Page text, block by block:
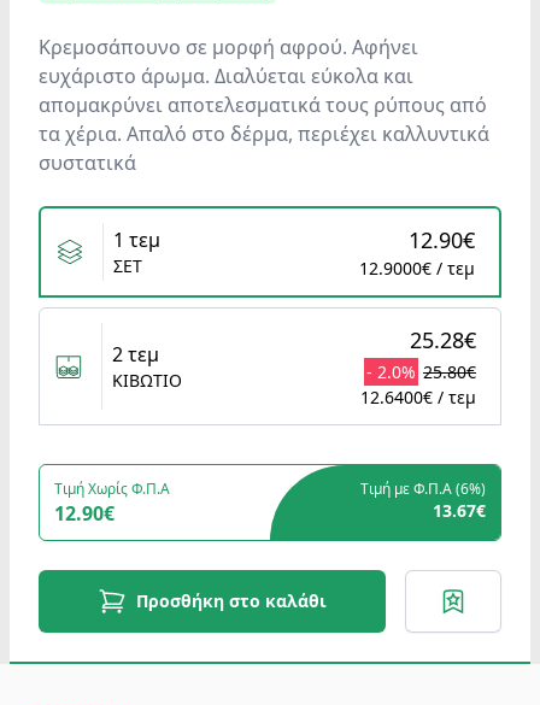
Κρεμοσάπουνο σε μορφή αφρού. Αφήνει
ευχάριστο άρωμα. Διαλύεται εύκολα και
απομακρύνει αποτελεσματικά τους ρύπους από
τα χέρια. Απαλό στο δέρμα, περιέχει καλλυντικά
συστατικά
Variants
1 τεμ
ΣΕΤ
12.90€
12.9000€ / τεμ
2 τεμ
ΚΙΒΩΤΙΟ
25.28€
- 2.0% 25.80€
12.6400€ / τεμ
Τιμή Χωρίς Φ.Π.Α
12.90€
Τιμή με Φ.Π.Α (6%)
13.67€
Προσθήκη στο καλάθι